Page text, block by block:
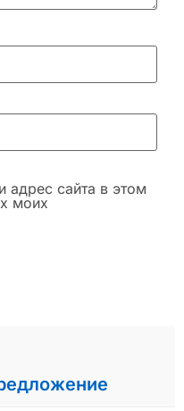
адрес сайта в этом
моих